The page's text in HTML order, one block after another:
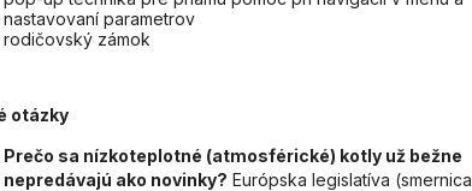
nastavovaní parametrov
rodičovský zámok
otázky
Prečo sa nízkoteplotné (atmosférické) kotly už bežne
nepredávajú ako novinky? Európska legislatíva (smernica